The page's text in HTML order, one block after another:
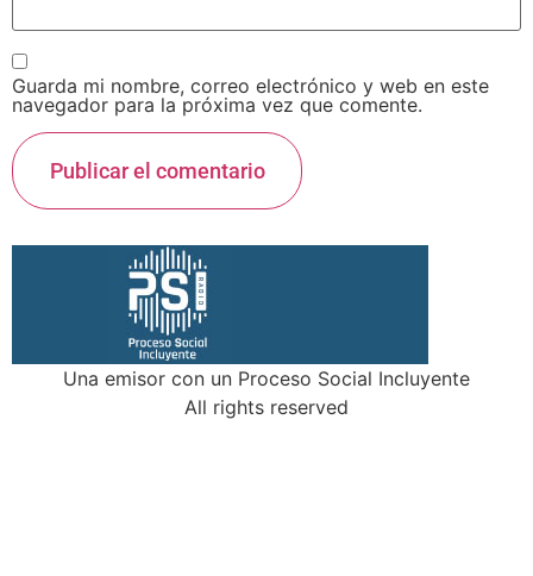
Guarda mi nombre, correo electrónico y web en este
navegador para la próxima vez que comente.
Una emisor con un Proceso Social Incluyente
All rights reserved